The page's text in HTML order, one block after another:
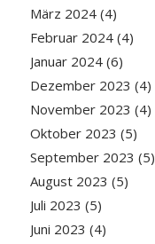
März 2024(4)
Februar 2024(4)
Januar 2024(6)
Dezember 2023 (4)
November 2023 (4)
Oktober 2023 (5)
September 2023 (5)
August 2023 (5)
Juli 2023 (5)
Juni 2023 (4)